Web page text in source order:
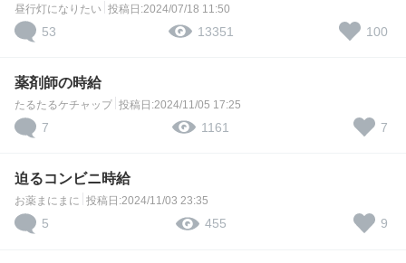
昼行灯になりたい 投稿日:2024/07/18 11:50
53 13351 100
薬剤師の時給
たるたるケチャップ 投稿日:2024/11/05 17:25
7 1161 7
迫るコンビニ時給
お薬まにまに 投稿日:2024/11/03 23:35
5 455 9